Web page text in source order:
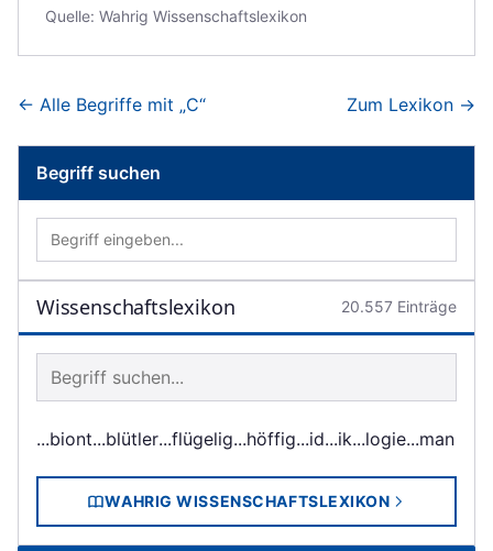
Quelle: Wahrig Wissenschaftslexikon
← Alle Begriffe mit „C“ Zum Lexikon →
Begriff suchen
Wissenschaftslexikon 20.557 Einträge
Begriff im Lexikon suchen
...biont...blütler...flügelig...höffig...id...ik...logie...man
WAHRIG WISSENSCHAFTSLEXIKON